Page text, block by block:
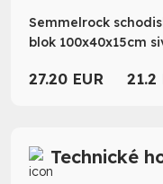
Semmelrock
blok 100x40x15cm
27.20 EUR 21.2
Technické